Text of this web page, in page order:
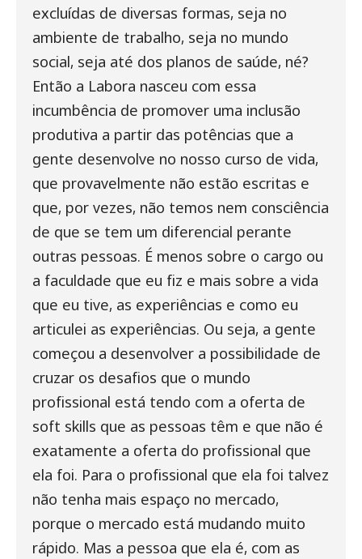
excluídas de diversas formas, seja no
ambiente de trabalho, seja no mundo
social, seja até dos planos de saúde, né?
Então a Labora nasceu com essa
incumbência de promover uma inclusão
produtiva a partir das potências que a
gente desenvolve no nosso curso de vida,
que provavelmente não estão escritas e
que, por vezes, não temos nem consciência
de que se tem um diferencial perante
outras pessoas. É menos sobre o cargo ou
a faculdade que eu fiz e mais sobre a vida
que eu tive, as experiências e como eu
articulei as experiências. Ou seja, a gente
começou a desenvolver a possibilidade de
cruzar os desafios que o mundo
profissional está tendo com a oferta de
soft skills que as pessoas têm e que não é
exatamente a oferta do profissional que
ela foi. Para o profissional que ela foi talvez
não tenha mais espaço no mercado,
porque o mercado está mudando muito
rápido. Mas a pessoa que ela é, com as